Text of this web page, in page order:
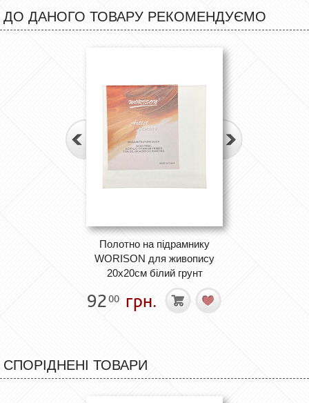
ДО ДАНОГО ТОВАРУ РЕКОМЕНДУЄМО
Полотно на підрамнику
WORISON для живопису
20х20см білий грунт
9200 грн.
СПОРІДНЕНІ ТОВАРИ